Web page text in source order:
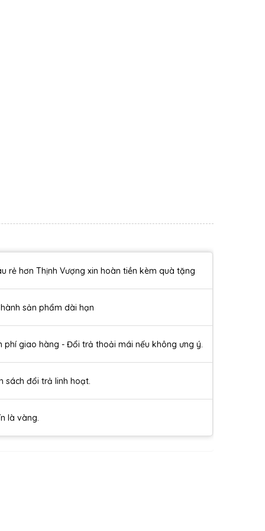
rẻ hơn Thịnh Vượng xin hoàn tiền kèm quà tặng
sản phẩm dài hạn
phí giao hàng - Đổi trả thoải mái nếu không ưng ý.
sách đổi trả linh hoạt.
là vàng.